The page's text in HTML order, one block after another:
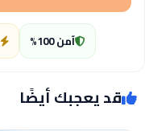
آمن 100%
قد يعجبك أيضًا